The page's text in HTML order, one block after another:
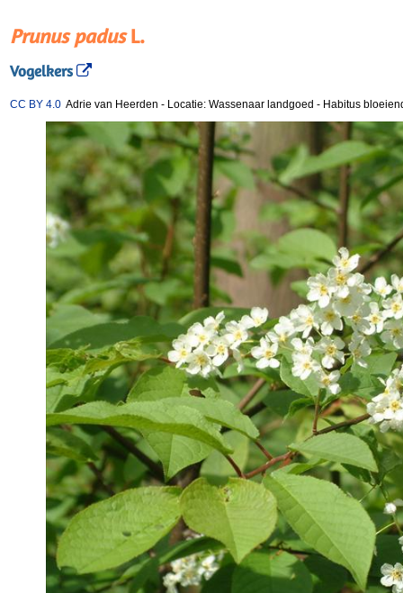
Prunus padusL.
Vogelkers
CC BY 4.0 Adrie van Heerden - Locatie: Wassenaar landgoed - Habitus